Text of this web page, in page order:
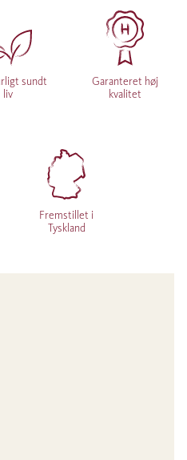
sundt
liv
Garanteret høj
kvalitet
Fremstillet i
Tyskland